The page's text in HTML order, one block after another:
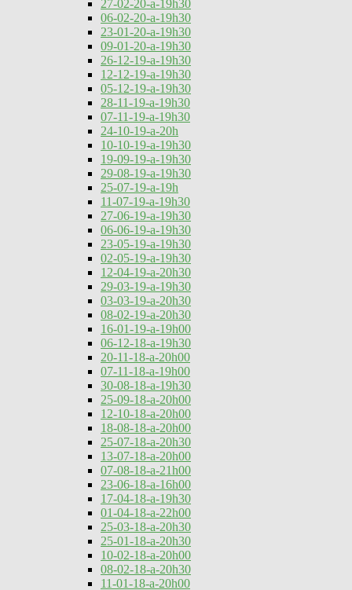
27-02-20-a-19h30
06-02-20-a-19h30
23-01-20-a-19h30
09-01-20-a-19h30
26-12-19-a-19h30
12-12-19-a-19h30
05-12-19-a-19h30
28-11-19-a-19h30
07-11-19-a-19h30
24-10-19-a-20h
10-10-19-a-19h30
19-09-19-a-19h30
29-08-19-a-19h30
25-07-19-a-19h
11-07-19-a-19h30
27-06-19-a-19h30
06-06-19-a-19h30
23-05-19-a-19h30
02-05-19-a-19h30
12-04-19-a-20h30
29-03-19-a-19h30
03-03-19-a-20h30
08-02-19-a-20h30
16-01-19-a-19h00
06-12-18-a-19h30
20-11-18-a-20h00
07-11-18-a-19h00
30-08-18-a-19h30
25-09-18-a-20h00
12-10-18-a-20h00
18-08-18-a-20h00
25-07-18-a-20h30
13-07-18-a-20h00
07-08-18-a-21h00
23-06-18-a-16h00
17-04-18-a-19h30
01-04-18-a-22h00
25-03-18-a-20h30
25-01-18-a-20h30
10-02-18-a-20h00
08-02-18-a-20h30
11-01-18-a-20h00